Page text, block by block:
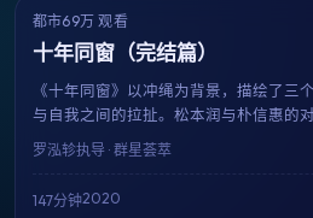
获奖
都市69万 观看
十年同窗（完结篇）
《十年同窗》以冲绳为背景，描绘了三
与自我之间的拉扯。松本润与朴信惠的
轸延续其一贯的细腻笔触，在147分钟的
的都市群像。
罗泓轸执导 · 群星荟萃
147分钟2020